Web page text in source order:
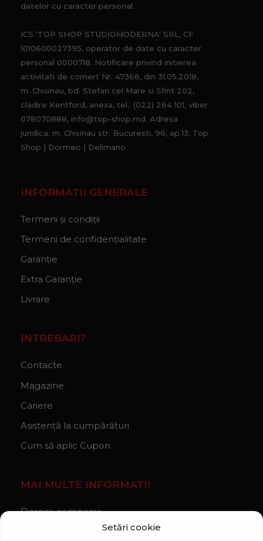
Setări cookie
datelor cu caracter personal.
ICS 'TOP SHOP STUDIOMODERNA' SRL, CF
1010600027395, operator de date cu caracter
personal 0000718. Notificare privind initierea
activitati de comert Nr. 47366, din 31.05.2018,
m. Chisinau, bd. Stefan cel Mare si Sfint 202,
cladire Kentford, anexa, tel.: (022) 264 101, viber
078070888, info@top-shop.md. Adresa
juridica: m. Chisinau str. Bucuresti, 96, ap.13. Top
Shop | Dormeo | Delimano
INFORMATII GENERALE
Termeni și condiții
Termeni de confidențialitate
Garanție
Extra Garanție
Livrare
INTREBARI?
Contacte
Magazine
Cariere
Asistență la cumpărături
Cum să aplic Cupon
MAI MULTE INFORMATII
Despre companie